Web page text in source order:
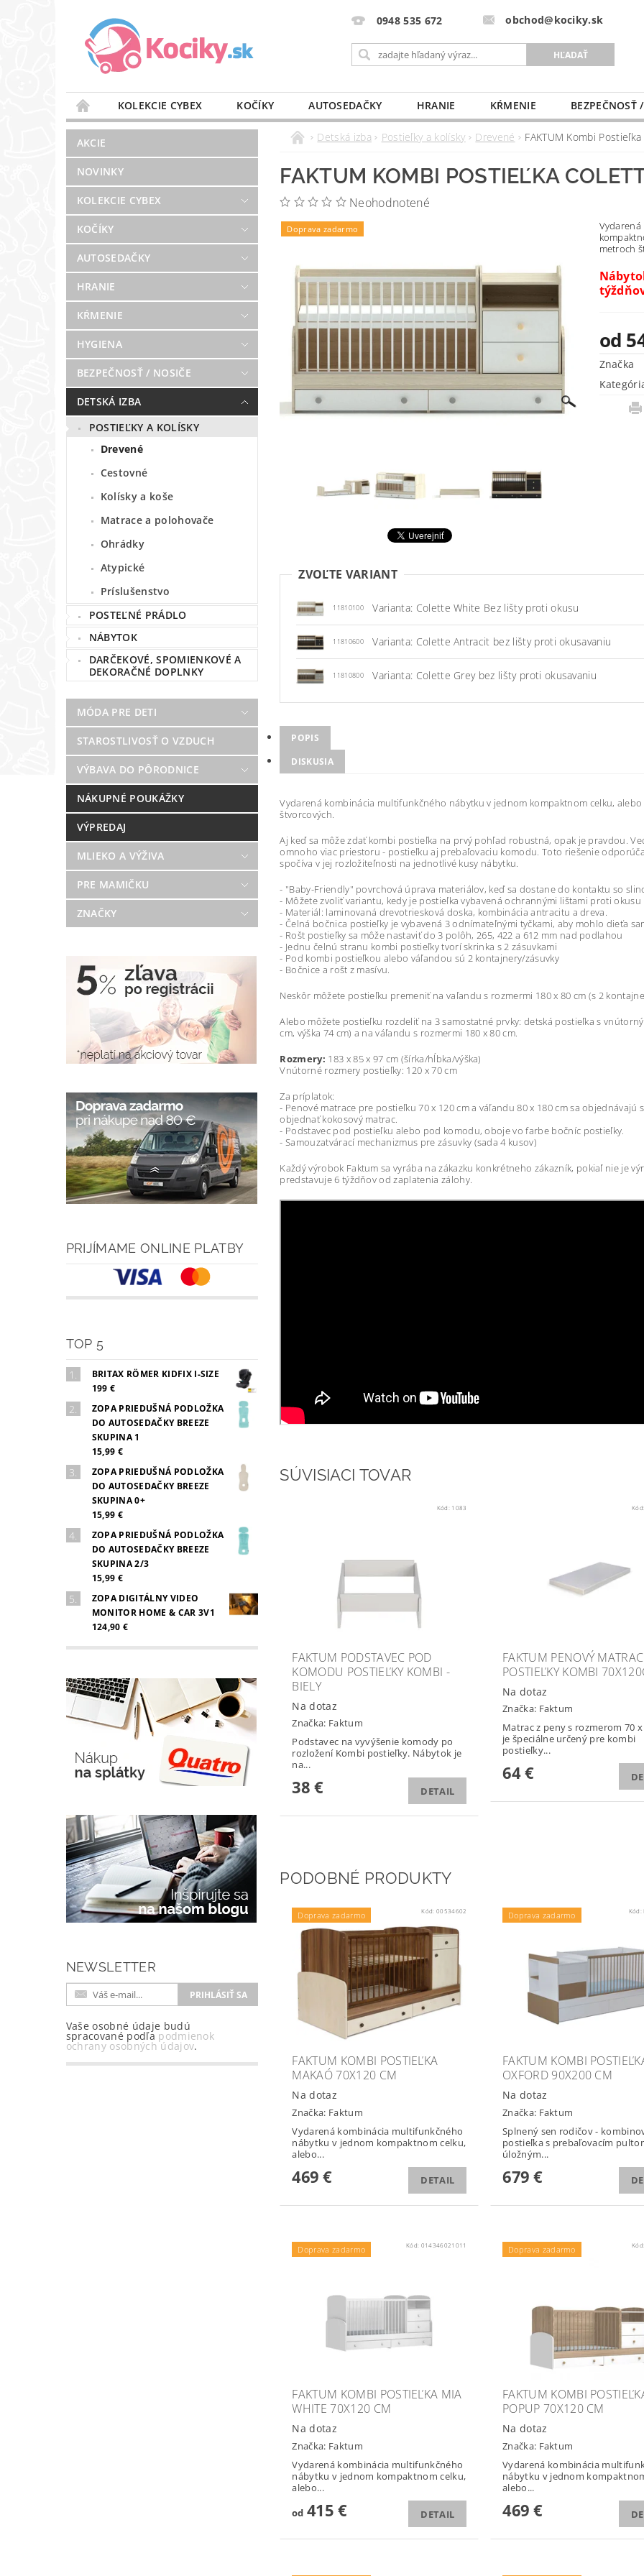
0948 535 672 obchod@kociky.sk
KOLEKCIE CYBEX KOČÍKY AUTOSEDAČKY HRANIE KŔMENIE BEZPEČNOSŤ
STAROSTLIVOSŤ O VZDUCH
VÝBAVA DO PÔRODNICE MLIEKO A VÝŽIVA PRE MAMIČKU
BLOG
PREDAJŇA KONTAKT
AKCIE
NOVINKY
KOLEKCIE CYBEX
KOČÍKY
AUTOSEDAČKY
HRANIE
KŔMENIE
HYGIENA
BEZPEČNOSŤ / NOSIČE
DETSKÁ IZBA
POSTIEĽKY A KOLÍSKY
Drevené
Cestovné
Kolísky a koše
Matrace a polohovače
Ohrádky
Atypické
Príslušenstvo
POSTEĽNÉ PRÁDLO
NÁBYTOK
DARČEKOVÉ, SPOMIENKOVÉ A
DEKORAČNÉ DOPLNKY
MÓDA PRE DETI
STAROSTLIVOSŤ O VZDUCH
VÝBAVA DO PÔRODNICE
NÁKUPNÉ POUKÁŽKY
VÝPREDAJ
MLIEKO A VÝŽIVA
PRE MAMIČKU
ZNAČKY
PRIJÍMAME ONLINE PLATBY
TOP 5
BRITAX RÖMER KIDFIX I-SIZE
199 €
ZOPA PRIEDUŠNÁ PODLOŽKA
DO AUTOSEDAČKY BREEZE
SKUPINA 1
15,99 €
ZOPA PRIEDUŠNÁ PODLOŽKA
DO AUTOSEDAČKY BREEZE
SKUPINA 0+
15,99 €
ZOPA PRIEDUŠNÁ PODLOŽKA
DO AUTOSEDAČKY BREEZE
SKUPINA 2/3
15,99 €
ZOPA DIGITÁLNY VIDEO
MONITOR HOME & CAR 3V1
124,90 €
NEWSLETTER
Vaše osobné údaje budú
spracované podľa podmienok
ochrany osobných údajov.
Detská izba Postieľky a kolísky Drevené FAKTUM Kombi
FAKTUM KOMBI POSTIEĽKA
Neohodnotené
Doprava zadarmo
metroch
od
Značka
ZVOĽTE VARIANT
11810100 Varianta: Colette White Bez lišty proti okusu
11810600 Varianta: Colette Antracit bez lišty proti okusavaniu
11810800 Varianta: Colette Grey bez lišty proti okusavaniu
POPIS
DISKUSIA
Vydarená kombinácia multifunkčného nábytku v jednom kompaktnom celku,
štvorcových.
Aj keď sa môže zdať kombi postieľka na prvý pohľad robustná, opak je pravdou.
omnoho viac priestoru - postieľku aj prebaľovaciu komodu. Toto riešenie
spočíva v jej rozložiteľnosti na jednotlivé kusy nábytku.
- "Baby-Friendly" povrchová úprava materiálov, keď sa dostane do kontaktu so
- Môžete zvoliť variantu, kedy je postieľka vybavená ochrannými lištami proti
- Materiál: laminovaná drevotriesková doska, kombinácia antracitu a dreva.
- Čelná bočnica postieľky je vybavená 3 odnímateľnými tyčkami, aby mohlo dieťa
- Rošt postieľky sa môže nastaviť do 3 polôh, 265, 422 a 612 mm nad podlahou
- Jednu čelnú stranu kombi postieľky tvorí skrinka s 2 zásuvkami
- Pod kombi postieľkou alebo váľandou sú 2 kontajnery/zásuvky
- Bočnice a rošt z masívu.
Neskôr môžete postieľku premeniť na vaľandu s rozmermi 180 x 80 cm (s 2
Alebo môžete postieľku rozdeliť na 3 samostatné prvky: detská postieľka s
cm, výška 74 cm) a na váľandu s rozmermi 180 x 80 cm.
Rozmery: 183 x 85 x 97 cm (šírka/hĺbka/výška)
Vnútorné rozmery postieľky: 120 x 70 cm
Za príplatok:
- Penové matrace pre postieľku 70 x 120 cm a váľandu 80 x 180 cm sa
objednať kokosový matrac.
- Podstavec pod postieľku alebo pod komodu, oboje vo farbe bočníc postieľky.
- Samouzatvárací mechanizmus pre zásuvky (sada 4 kusov)
Každý výrobok Faktum sa vyrába na zákazku konkrétneho zákazník, pokiaľ nie je
predstavuje 6 týždňov od zaplatenia zálohy.
SÚVISIACI TOVAR
Kód: 1083
FAKTUM PODSTAVEC POD
KOMODU POSTIEĽKY KOMBI -
BIELY
Na dotaz
Značka: Faktum
Podstavec na vyvýšenie komody po
rozložení Kombi postieľky. Nábytok je
na...
38 € DETAIL
Kód:
FAKTUM PENOVÝ
POSTIEĽKY KOMBI
Na dotaz
Značka: Faktum
Matrac z peny s rozmerom 70 x
je špeciálne určený pre kombi
postieľky...
64 €
PODOBNÉ PRODUKTY
Doprava zadarmo Kód: 00534602
FAKTUM KOMBI POSTIEĽKA
MAKAÓ 70X120 CM
Na dotaz
Značka: Faktum
Vydarená kombinácia multifunkčného
nábytku v jednom kompaktnom celku,
alebo...
469 € DETAIL
Doprava zadarmo Kód:
FAKTUM KOMBI
OXFORD 90X200 CM
Na dotaz
Značka: Faktum
Splnený sen rodičov -
postieľka s prebaľovacím
úložným...
679 €
Doprava zadarmo Kód: 014346021011
FAKTUM KOMBI POSTIEĽKA MIA
WHITE 70X120 CM
Na dotaz
Značka: Faktum
Vydarená kombinácia multifunkčného
nábytku v jednom kompaktnom celku,
alebo...
od415 € DETAIL
Doprava zadarmo Kód:
FAKTUM KOMBI
POPUP 70X120 CM
Na dotaz
Značka: Faktum
Vydarená kombinácia
nábytku v jednom
alebo...
469 €